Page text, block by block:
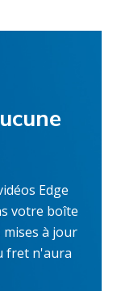
Edge
votre boîte
mises à jour
fret n'aura